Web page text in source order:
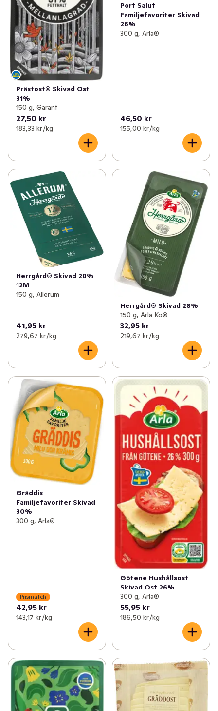
Prästost® Skivad Ost
31%
150 g, Garant
27,50 kr
183,33 kr /kg
Port Salut
Familjefavoriter Skivad
26%
300 g, Arla®
46,50 kr
155,00 kr /kg
Herrgård® Skivad 28%
12M
150 g, Allerum
41,95 kr
279,67 kr /kg
Herrgård® Skivad 28%
150 g, Arla Ko®
32,95 kr
219,67 kr /kg
Gräddis
Familjefavoriter Skivad
30%
300 g, Arla®
Prismatch
42,95 kr
143,17 kr /kg
Götene Hushållsost
Skivad Ost 26%
300 g, Arla®
55,95 kr
186,50 kr /kg